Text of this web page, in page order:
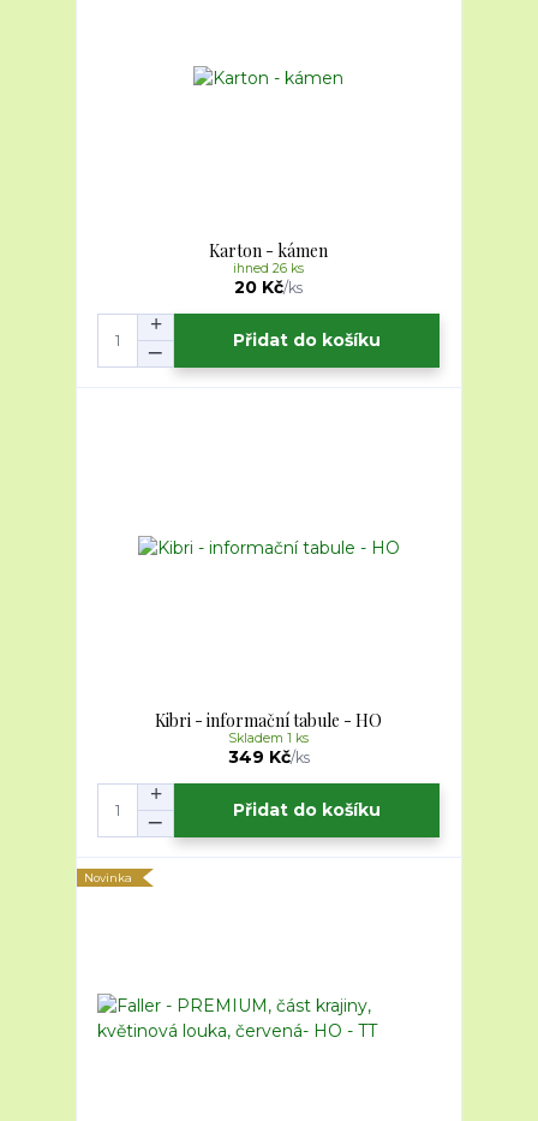
Karton - kámen
20 Kč/ks
ihned 26 ks
Přidat do košíku
Kibri - informační tabule - HO
349 Kč/ks
Skladem 1 ks
Přidat do košíku
Novinka